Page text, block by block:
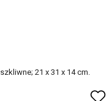
21 x 31 x 14 cm.